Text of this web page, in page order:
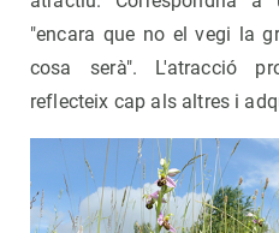
"encara que no el vegi la
cosa serà". L'atracció
reflecteix cap als altres i